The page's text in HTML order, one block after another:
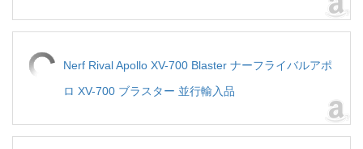
Nerf Rival Apollo XV-700 Blaster ナーフライバルアポ
ロ XV-700 ブラスター 並行輸入品